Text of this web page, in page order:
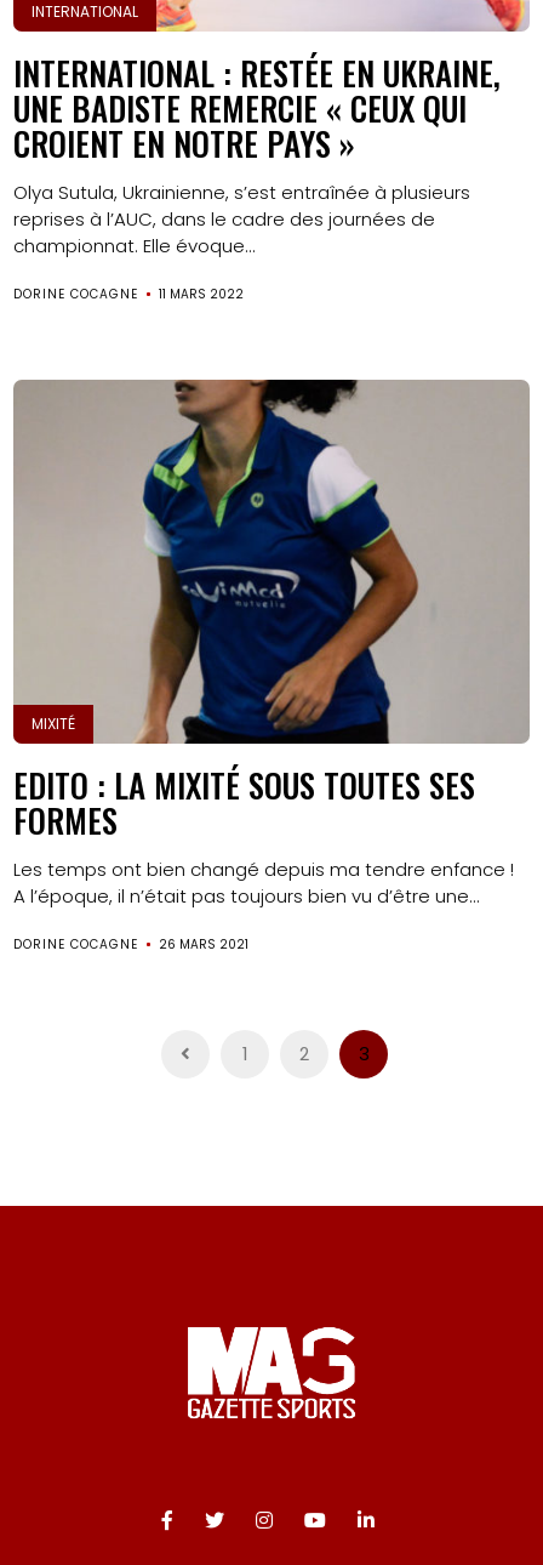
INTERNATIONAL
INTERNATIONAL : RESTÉE EN UKRAINE,
UNE BADISTE REMERCIE « CEUX QUI
CROIENT EN NOTRE PAYS »
Olya Sutula, Ukrainienne, s’est entraînée à plusieurs
reprises à l’AUC, dans le cadre des journées de
championnat. Elle évoque...
DORINE COCAGNE 11 MARS 2022
MIXITÉ
EDITO : LA MIXITÉ SOUS TOUTES SES
FORMES
Les temps ont bien changé depuis ma tendre enfance !
A l’époque, il n’était pas toujours bien vu d’être une...
DORINE COCAGNE 26 MARS 2021
1 2 3